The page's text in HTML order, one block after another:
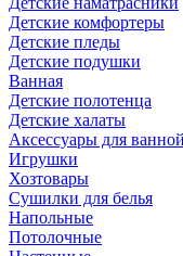
Детские комфортеры
Детские пледы
Детские подушки
Ванная
Детские полотенца
Детские халаты
Аксессуары для ванной
Игрушки
Хозтовары
Сушилки для белья
Напольные
Потолочные